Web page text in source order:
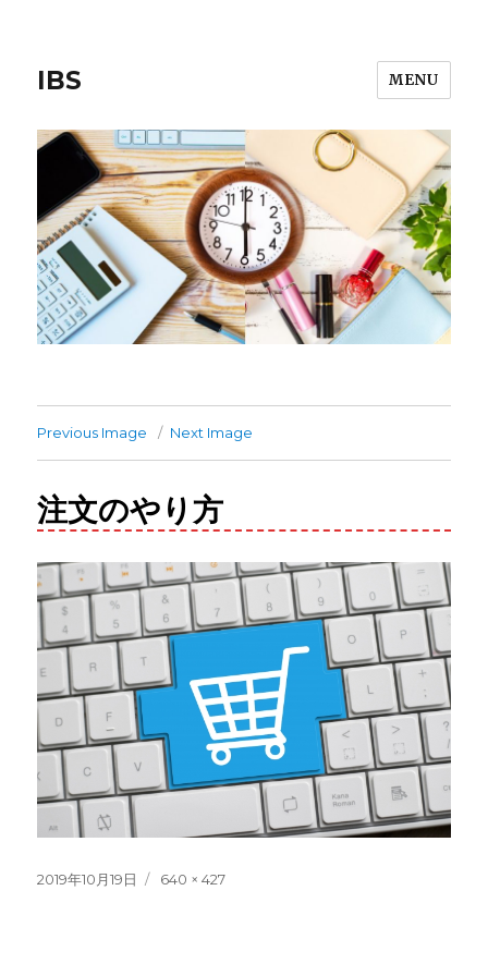
IBS MENU
Previous Image Next Image
注文のやり方
Posted
2019年10月19日
Full
640 × 427